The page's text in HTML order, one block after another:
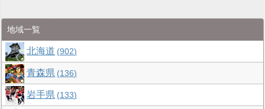
地域一覧
北海道 902
青森県 136
岩手県 133